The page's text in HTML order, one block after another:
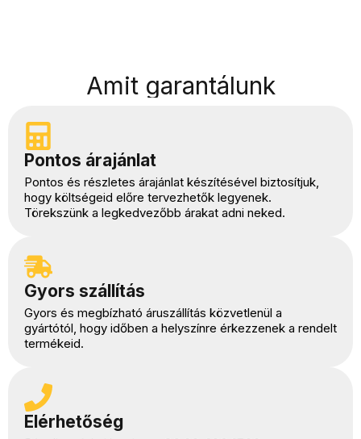
Amit garantálunk
Pontos árajánlat
Pontos és részletes árajánlat készítésével biztosítjuk,
hogy költségeid előre tervezhetők legyenek.
Törekszünk a legkedvezőbb árakat adni neked.
Gyors szállítás
Gyors és megbízható áruszállítás közvetlenül a
gyártótól, hogy időben a helyszínre érkezzenek a rendelt
termékeid.
Elérhetőség